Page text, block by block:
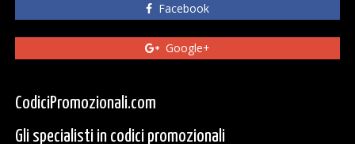
Facebook
Google+
CodiciPromozionali.com
Gli specialisti in codici promozionali